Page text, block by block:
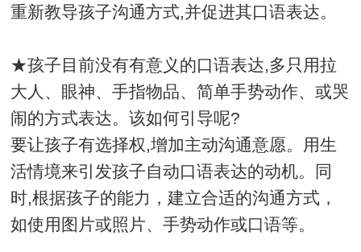
重新教导孩子沟通方式,并促进其口语表达。
★孩子目前没有有意义的口语表达,多只用拉
大人、眼神、手指物品、简单手势动作、或哭
闹的方式表达。该如何引导呢?
要让孩子有选择权,增加主动沟通意愿。用生
活情境来引发孩子自动口语表达的动机。同
时,根据孩子的能力，建立合适的沟通方式，
如使用图片或照片、手势动作或口语等。